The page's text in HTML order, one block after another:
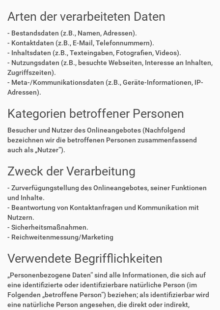
Arten der verarbeiteten Daten
- Bestandsdaten (z.B., Namen, Adressen).
- Kontaktdaten (z.B., E-Mail, Telefonnummern).
- Inhaltsdaten (z.B., Texteingaben, Fotografien, Videos).
- Nutzungsdaten (z.B., besuchte Webseiten, Interesse an Inhalten,
Zugriffszeiten).
- Meta-/Kommunikationsdaten (z.B., Geräte-Informationen, IP-
Adressen).
Kategorien betroffener Personen
Besucher und Nutzer des Onlineangebotes (Nachfolgend
bezeichnen wir die betroffenen Personen zusammenfassend
auch als „Nutzer“).
Zweck der Verarbeitung
- Zurverfügungstellung des Onlineangebotes, seiner Funktionen
und Inhalte.
- Beantwortung von Kontaktanfragen und Kommunikation mit
Nutzern.
- Sicherheitsmaßnahmen.
- Reichweitenmessung/Marketing
Verwendete Begrifflichkeiten
„Personenbezogene Daten“ sind alle Informationen, die sich auf
eine identifizierte oder identifizierbare natürliche Person (im
Folgenden „betroffene Person“) beziehen; als identifizierbar wird
eine natürliche Person angesehen, die direkt oder indirekt,